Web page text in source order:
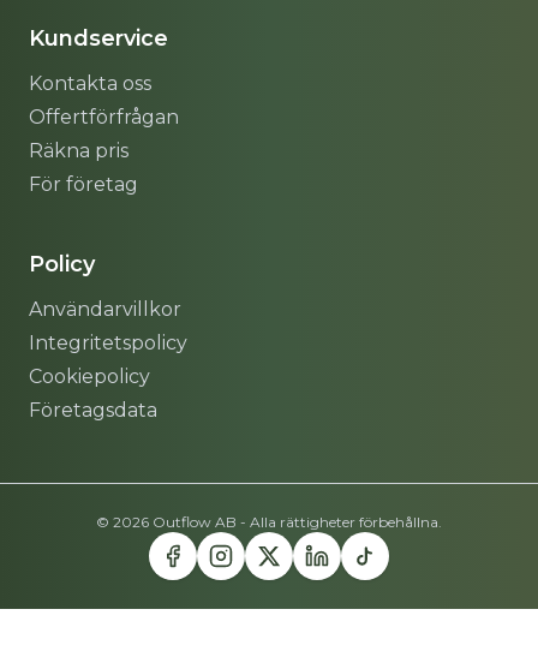
Kundservice
Kontakta oss
Offertförfrågan
Räkna pris
För företag
Policy
Användarvillkor
Integritetspolicy
Cookiepolicy
Företagsdata
© 2026 Outflow AB - Alla rättigheter förbehållna.